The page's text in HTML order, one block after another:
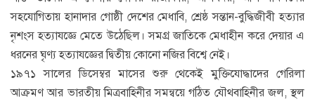
সহযোগিতায় হানাদার গোষ্ঠী দেশের মেধাবি, শ্রেষ্ঠ সন্তান-বুদ্ধিজীবী হত্যার
নৃশংস হত্যাযজ্ঞে মেতে উঠেছিল। সমগ্র জাতিকে মেধাহীন করে দেয়ার এ
ধরনের ঘৃণ্য হত্যাযজ্ঞের দ্বিতীয় কোনো নজির বিশ্বে নেই।
১৯৭১ সালের ডিসেম্বর মাসের শুরু থেকেই মুক্তিযোদ্ধাদের গেরিলা
আক্রমণ আর ভারতীয় মিত্রবাহিনীর সমন্বয়ে গঠিত যৌথবাহিনীর জল, স্থল